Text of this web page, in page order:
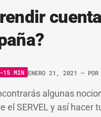
15 MIN ENERO 21, 2021 – POR
algunas
el SERVEL y así hacer